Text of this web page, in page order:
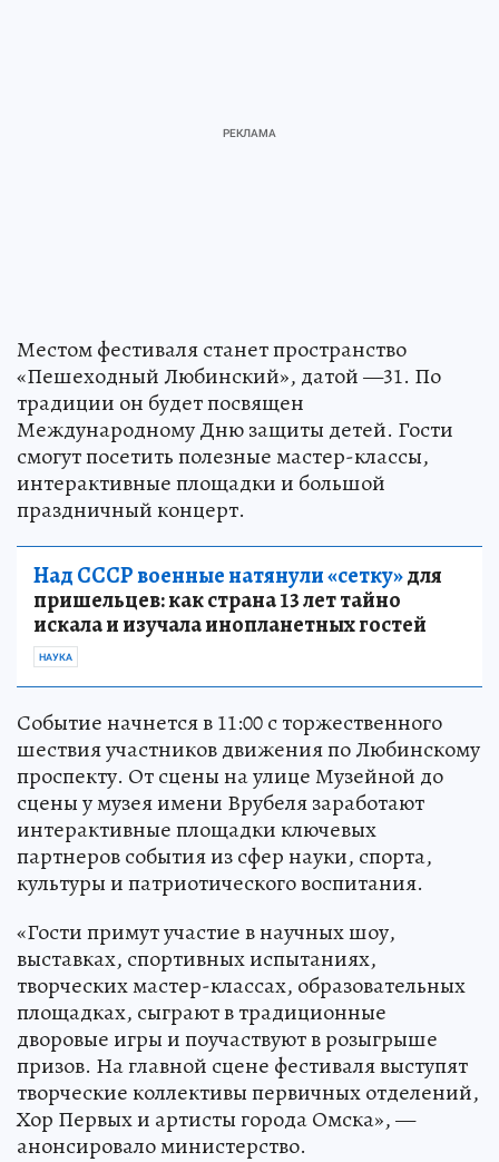
Местом фестиваля станет пространство
«Пешеходный Любинский», датой —31. По
традиции он будет посвящен
Международному Дню защиты детей. Гости
смогут посетить полезные мастер-классы,
интерактивные площадки и большой
праздничный концерт.
Над СССР военные натянули «сетку»для
пришельцев: как страна 13 лет тайно
искала и изучала инопланетных гостей
НАУКА
Событие начнется в 11:00 с торжественного
шествия участников движения по Любинскому
проспекту. От сцены на улице Музейной до
сцены у музея имени Врубеля заработают
интерактивные площадки ключевых
партнеров события из сфер науки, спорта,
культуры и патриотического воспитания.
«Гости примут участие в научных шоу,
выставках, спортивных испытаниях,
творческих мастер-классах, образовательных
площадках, сыграют в традиционные
дворовые игры и поучаствуют в розыгрыше
призов. На главной сцене фестиваля выступят
творческие коллективы первичных отделений,
Хор Первых и артисты города Омска», —
анонсировало министерство.